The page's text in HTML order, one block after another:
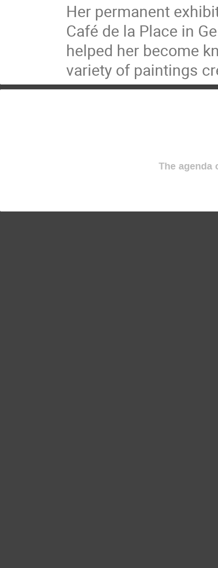
Her permanent
Café de la Place in
helped her become
variety of paintings
The